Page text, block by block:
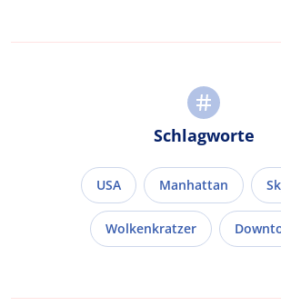
Schlagworte
USA Manhattan
Wolkenkratzer